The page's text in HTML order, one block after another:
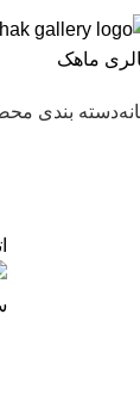
دسته بندی